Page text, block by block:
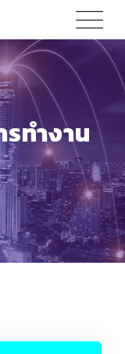
ทำงาน